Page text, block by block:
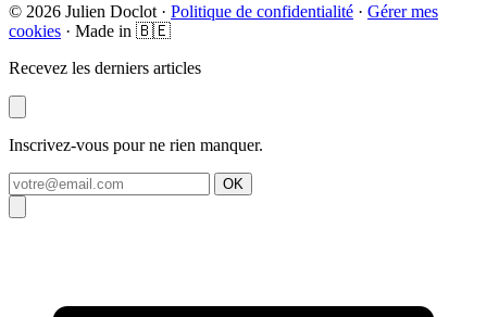
© 2026 Julien Doclot · Politique de confidentialité · Gérer mes
cookies · Made in 🇧🇪
Recevez les derniers articles
Inscrivez-vous pour ne rien manquer.
OK